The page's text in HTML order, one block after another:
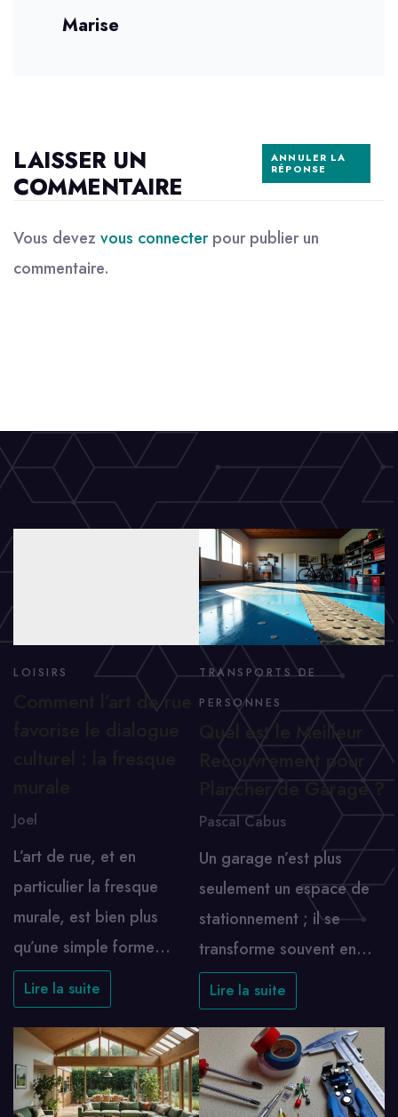
Marise
LAISSER UN
COMMENTAIRE
ANNULER LA
RÉPONSE
Vous devez vous connecterpour publier un
commentaire.
LOISIRS
Comment l’art de rue
Joel
L’art de rue, et en
particulier la fresque
murale, est bien plus
qu’une simple forme…
Lire la suite
TRANSPORTS DE
PERSONNES
Quel est le Meilleur
Recouvrement pour
Plancher de Garage ?
Pascal Cabus
Un garage n’est plus
seulement un espace de
stationnement ; il se
transforme souvent en…
Lire la suite